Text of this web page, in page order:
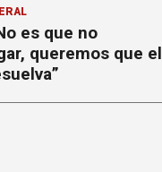
es que no
queremos que el